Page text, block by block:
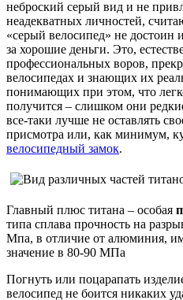
неброский серый вид и не
неадекватных личностей,
«серый велосипед» не
за хорошие деньги. Это,
профессиональных воров,
велосипедах и знающих их
понимающих при этом, что
получится – слишком они
все-таки лучше не оставлять
присмотра или, как минимум,
велосипедный замок.
Главный плюс титана – особая
типа сплава прочность на
Мпа, в отличие от алюминия,
значение в 80-90 МПа
Погнуть или поцарапать
велосипед не боится никаких